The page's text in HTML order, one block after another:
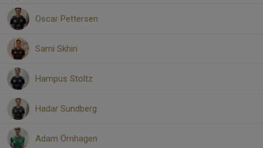
Oscar Pettersen
Sami Skhiri
Hampus Stoltz
Hadar Sundberg
Adam Örnhagen